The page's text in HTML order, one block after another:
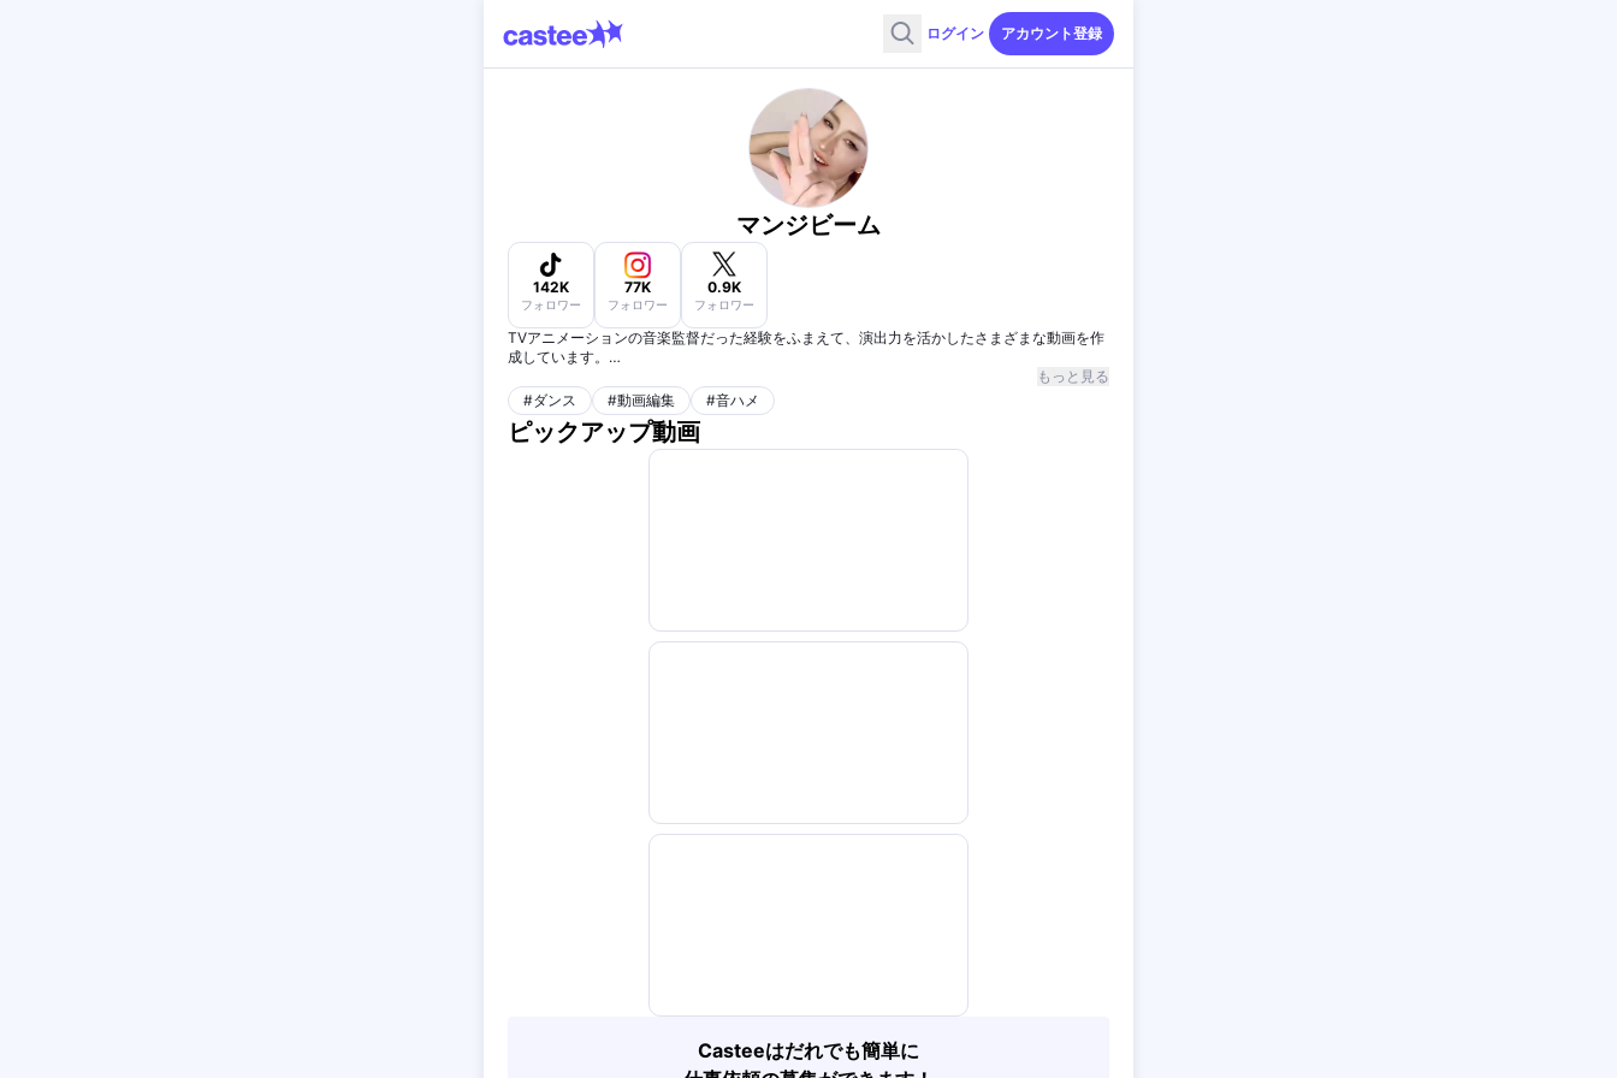
ログイン アカウント登録
マンジビーム
142K
フォロワー
77K
フォロワー
0.9K
フォロワー
TVアニメーションの音楽監督だった経験をふまえて、演出力を活かしたさまざまな動画を作
成しています。
音楽監督として関わったTVアニメ、映画、ビデオ、30作品以上
capcut編集クリエイター
LINEスタンプは10000個以上制作
もっと見る
#ダンス #動画編集 #音ハメ
ピックアップ動画
Casteeはだれでも簡単に